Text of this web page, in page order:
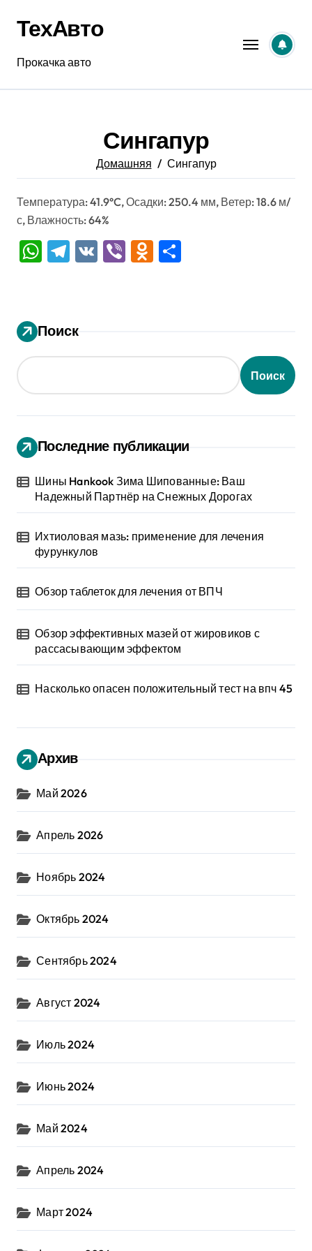
содержанию
ТехАвто
Прокачка авто
Сингапур
Домашняя Сингапур
Температура: 41.9°C, Осадки: 250.4 мм, Ветер: 18.6 м/
с, Влажность: 64%
WhatsApp
Telegram
VK ViberOdnoklassniki
Поиск
Поиск
Последние публикации
Шины Hankook Зима Шипованные: Ваш
Надежный Партнёр на Снежных Дорогах
Ихтиоловая мазь: применение для лечения
фурункулов
Обзор таблеток для лечения от ВПЧ
Обзор эффективных мазей от жировиков с
рассасывающим эффектом
Насколько опасен положительный тест на впч 45
Архив
Май 2026
Апрель 2026
Ноябрь 2024
Октябрь 2024
Сентябрь 2024
Август 2024
Июль 2024
Июнь 2024
Май 2024
Апрель 2024
Март 2024